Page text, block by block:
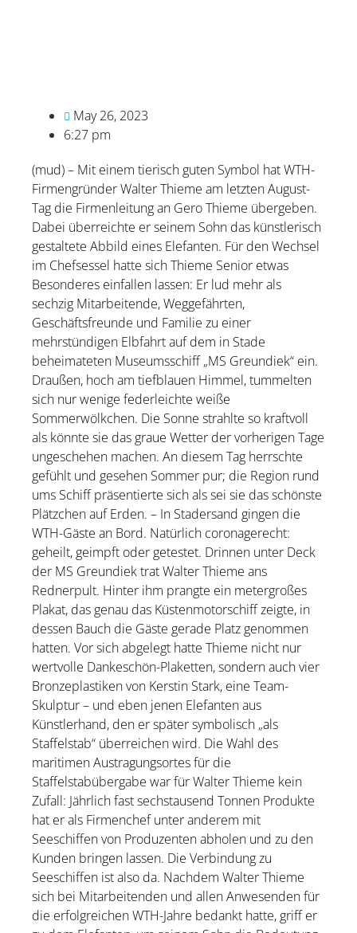
May 26, 2023
6:27 pm
(mud) – Mit einem tierisch guten Symbol hat WTH-
Firmengründer Walter Thieme am letzten August-
Tag die Firmenleitung an Gero Thieme übergeben.
Dabei überreichte er seinem Sohn das künstlerisch
gestaltete Abbild eines Elefanten. Für den Wechsel
im Chefsessel hatte sich Thieme Senior etwas
Besonderes einfallen lassen: Er lud mehr als
sechzig Mitarbeitende, Weggefährten,
Geschäftsfreunde und Familie zu einer
mehrstündigen Elbfahrt auf dem in Stade
beheimateten Museumsschiff „MS Greundiek“ ein.
Draußen, hoch am tiefblauen Himmel, tummelten
sich nur wenige federleichte weiße
Sommerwölkchen. Die Sonne strahlte so kraftvoll
als könnte sie das graue Wetter der vorherigen Tage
ungeschehen machen. An diesem Tag herrschte
gefühlt und gesehen Sommer pur; die Region rund
ums Schiff präsentierte sich als sei sie das schönste
Plätzchen auf Erden. – In Stadersand gingen die
WTH-Gäste an Bord. Natürlich coronagerecht:
geheilt, geimpft oder getestet. Drinnen unter Deck
der MS Greundiek trat Walter Thieme ans
Rednerpult. Hinter ihm prangte ein metergroßes
Plakat, das genau das Küstenmotorschiff zeigte, in
dessen Bauch die Gäste gerade Platz genommen
hatten. Vor sich abgelegt hatte Thieme nicht nur
wertvolle Dankeschön-Plaketten, sondern auch vier
Bronzeplastiken von Kerstin Stark, eine Team-
Skulptur – und eben jenen Elefanten aus
Künstlerhand, den er später symbolisch „als
Staffelstab“ überreichen wird. Die Wahl des
maritimen Austragungsortes für die
Staffelstabübergabe war für Walter Thieme kein
Zufall: Jährlich fast sechstausend Tonnen Produkte
hat er als Firmenchef unter anderem mit
Seeschiffen von Produzenten abholen und zu den
Kunden bringen lassen. Die Verbindung zu
Seeschiffen ist also da. Nachdem Walter Thieme
sich bei Mitarbeitenden und allen Anwesenden für
die erfolgreichen WTH-Jahre bedankt hatte, griff er